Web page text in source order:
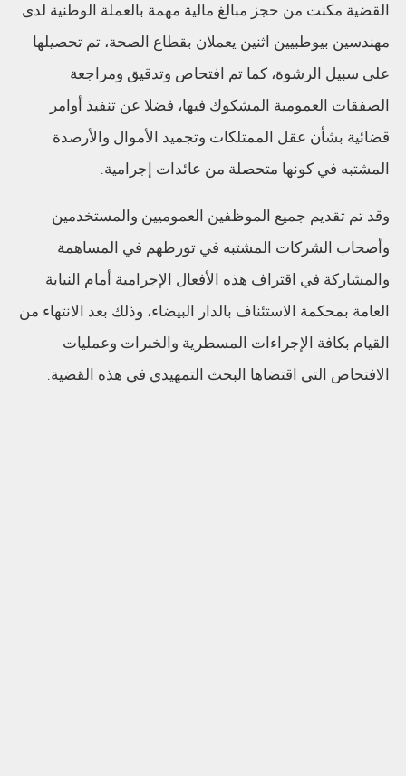
القضية مكنت من حجز مبالغ مالية مهمة بالعملة الوطنية لدى
مهندسين بيوطبيين اثنين يعملان بقطاع الصحة، تم تحصيلها
على سبيل الرشوة، كما تم افتحاص وتدقيق ومراجعة
الصفقات العمومية المشكوك فيها، فضلا عن تنفيذ أوامر
قضائية بشأن عقل الممتلكات وتجميد الأموال والأرصدة
المشتبه في كونها متحصلة من عائدات إجرامية.
وقد تم تقديم جميع الموظفين العموميين والمستخدمين
وأصحاب الشركات المشتبه في تورطهم في المساهمة
والمشاركة في اقتراف هذه الأفعال الإجرامية أمام النيابة
العامة بمحكمة الاستئناف بالدار البيضاء، وذلك بعد الانتهاء من
القيام بكافة الإجراءات المسطرية والخبرات وعمليات
الافتحاص التي اقتضاها البحث التمهيدي في هذه القضية.